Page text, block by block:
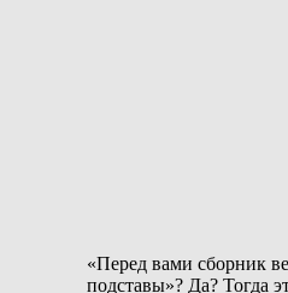
«Перед вами сборник
подставы»? Да? Тогда